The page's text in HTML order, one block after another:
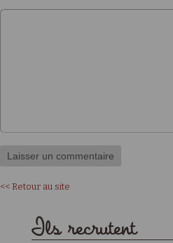
<< Retour au site
Ils recrutent